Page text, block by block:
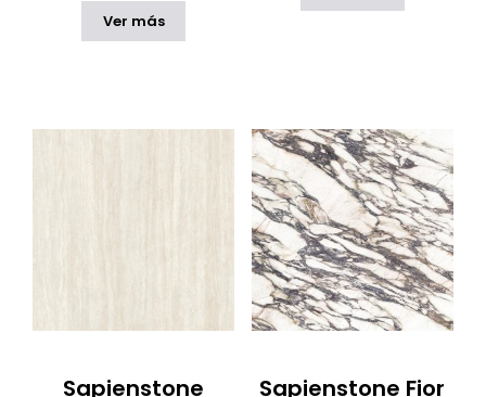
Ver más
Sapienstone
Sapienstone Fior